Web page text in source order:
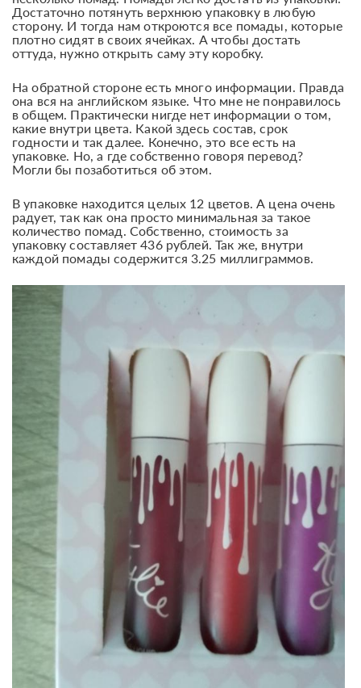
Достаточно потянуть верхнюю упаковку в любую
сторону. И тогда нам откроются все помады, которые
плотно сидят в своих ячейках. А чтобы достать
оттуда, нужно открыть саму эту коробку.
На обратной стороне есть много информации. Правда
она вся на английском языке. Что мне не понравилось
в общем. Практически нигде нет информации о том,
какие внутри цвета. Какой здесь состав, срок
годности и так далее. Конечно, это все есть на
упаковке. Но, а где собственно говоря перевод?
Могли бы позаботиться об этом.
В упаковке находится целых 12 цветов. А цена очень
радует, так как она просто минимальная за такое
количество помад. Собственно, стоимость за
упаковку составляет 436 рублей. Так же, внутри
каждой помады содержится 3.25 миллиграммов.